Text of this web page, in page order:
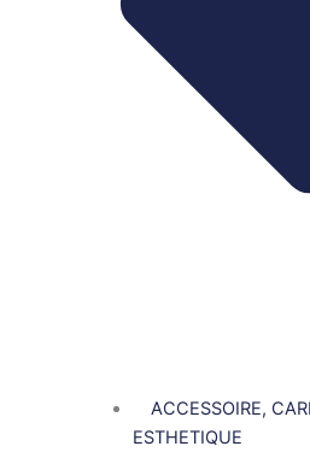
ACCESSOIRE,
ESTHETIQUE